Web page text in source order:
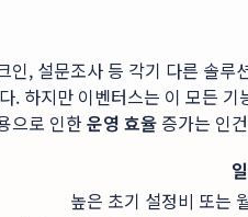
, 설문조사 등 각기 다른 솔
하지만 이벤터스는 이 모든
으로 인한운영 효율 증가는 인
높은 초기 설정비 또는